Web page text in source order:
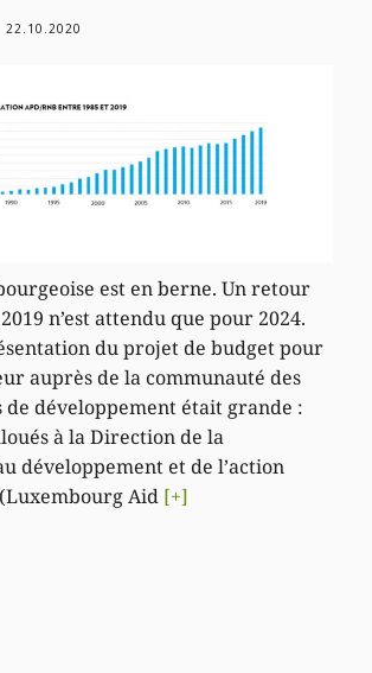
22.10.2020
est en berne. Un retour
n’est attendu que pour 2024.
du projet de budget pour
auprès de la communauté des
de développement était grande :
à la Direction de la
développement et de l’action
Aid [+]